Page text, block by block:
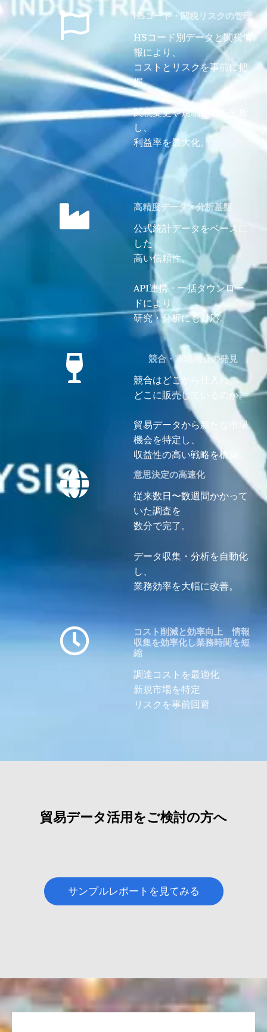
HSコード・関税リスクの管理
HSコード別データと関税情
報により、
コストとリスクを事前に把
握。
関税変更や規制影響を分析
し、
利益率を最大化。
高精度データ × 分析基盤
公式統計データをベースに
した
高い信頼性。
API連携・一括ダウンロー
ドにより、
研究・分析にも対応。
競合・市場機会の発見
競合はどこから仕入れ、
どこに販売しているのか。
貿易データから新たな市場
機会を特定し、
収益性の高い戦略を構築。
意思決定の高速化
従来数日〜数週間かかって
いた調査を
数分で完了。
データ収集・分析を自動化
し、
業務効率を大幅に改善。
コスト削減と効率向上 情報
収集を効率化し業務時間を短
縮
調達コストを最適化
新規市場を特定
リスクを事前回避
貿易データ活用をご検討の方へ
サンプルレポートを見てみる